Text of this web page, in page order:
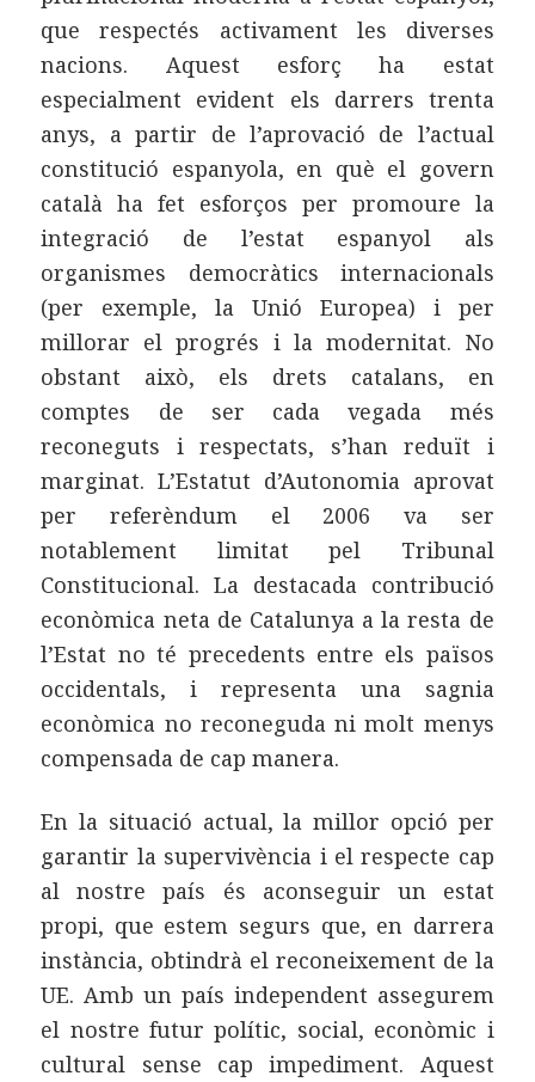
que respectés activament les diverses
nacions. Aquest esforç ha estat
especialment evident els darrers trenta
anys, a partir de l’aprovació de l’actual
constitució espanyola, en què el govern
català ha fet esforços per promoure la
integració de l’estat espanyol als
organismes democràtics internacionals
(per exemple, la Unió Europea) i per
millorar el progrés i la modernitat. No
obstant això, els drets catalans, en
comptes de ser cada vegada més
reconeguts i respectats, s’han reduït i
marginat. L’Estatut d’Autonomia aprovat
per referèndum el 2006 va ser
notablement limitat pel Tribunal
Constitucional. La destacada contribució
econòmica neta de Catalunya a la resta de
l’Estat no té precedents entre els països
occidentals, i representa una sagnia
econòmica no reconeguda ni molt menys
compensada de cap manera.
En la situació actual, la millor opció per
garantir la supervivència i el respecte cap
al nostre país és aconseguir un estat
propi, que estem segurs que, en darrera
instància, obtindrà el reconeixement de la
UE. Amb un país independent assegurem
el nostre futur polític, social, econòmic i
cultural sense cap impediment. Aquest